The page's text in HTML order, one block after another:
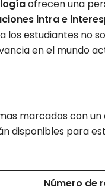
ofrecen una
intra e
los estudiantes no
en el mundo
marcados con
disponibles para
Número de